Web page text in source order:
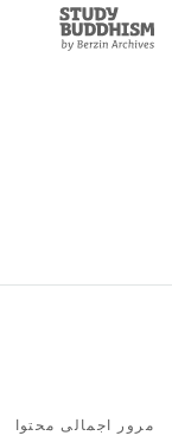
Study
Buddhism
مرور اجمالی محتوا